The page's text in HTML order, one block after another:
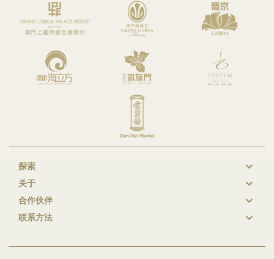
New
Footer
探索
关于
合作伙伴
联系方法